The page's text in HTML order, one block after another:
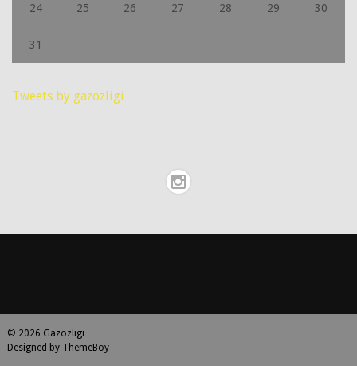
24 25 26 27 28 29 30
31
Tweets by gazozligi
© 2026 Gazozligi
Designed by ThemeBoy